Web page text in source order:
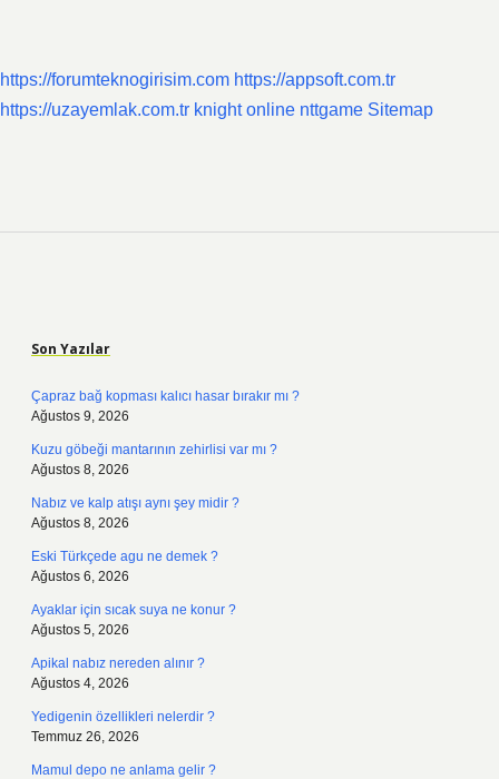
https://forumteknogirisim.com https://appsoft.com.tr
https://uzayemlak.com.tr knight online nttgame Sitemap
Son Yazılar
Çapraz bağ kopması kalıcı hasar bırakır mı ?
Ağustos 9, 2026
Kuzu göbeği mantarının zehirlisi var mı ?
Ağustos 8, 2026
Nabız ve kalp atışı aynı şey midir ?
Ağustos 8, 2026
Eski Türkçede agu ne demek ?
Ağustos 6, 2026
Ayaklar için sıcak suya ne konur ?
Ağustos 5, 2026
Apikal nabız nereden alınır ?
Ağustos 4, 2026
Yedigenin özellikleri nelerdir ?
Temmuz 26, 2026
Mamul depo ne anlama gelir ?